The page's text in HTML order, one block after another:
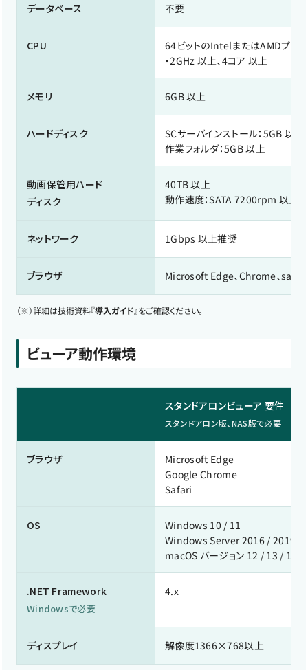
データベース 不要
CPU
64ビットのIntelまたはAMDプロ
・2GHz 以上、4コア 以上
メモリ 6GB 以上
ハードディスク
SCサーバインストール：5GB 以上
作業フォルダ：5GB 以上
動画保管用ハード
ディスク
40TB 以上
動作速度：SATA 7200rpm 以上
ネットワーク 1Gbps 以上推奨
ブラウザ Microsoft Edge、Chrome、safari
（※）詳細は技術資料『導入ガイド』をご確認ください。
ビューア動作環境
スタンドアロンビューア 要件
スタンドアロン版、NAS版で必要
ブラウザ
Microsoft Edge
Google Chrome
Safari
OS
Windows 10 / 11
Windows Server 2016 / 2019 /
macOS バージョン 12 / 13 / 14 /
.NET Framework
Windowsで必要
4.x
ディスプレイ 解像度1366×768以上